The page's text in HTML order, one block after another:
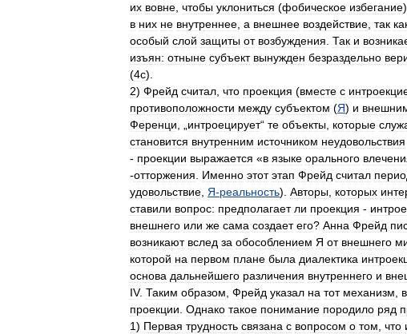
их вовне чтобы уклониться (фобическое избегание),
в них не внутреннее а внешнее воздействие так
особый слой защиты от возбуждения Так и
изъян: отныне субъект вынужден безраздельно
(4с).
2) Фрейд считал что проекция (вместе с
противоположности между субъектом (Я) и
Ференци
интроецирует“ те объекты которые
становится внутренним источником неудовольствия
- проекции выражается «в языке орального
-отторжения Именно этот этап Фрейд считал
удовольствие Я-реальность). Авторы которых
ставили вопрос: предполагает ли проекция -
внешнего или же сама создает его? Анна Фрейд
возникают вслед за обособлением Я от внешнего
которой на первом плане была диалектика
основа дальнейшего различения внутреннего и
IV. Таким образом Фрейд указал на тот механизм в
проекции Однако такое понимание породило ряд
1) Первая трудность связана с вопросом о том что